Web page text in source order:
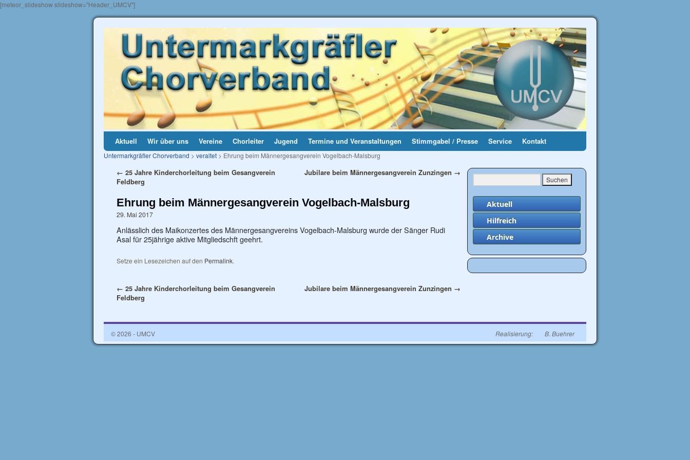
[meteor_slideshow slideshow="Header_UMCV"]
Aktuell Wir über uns Vereine Chorleiter Jugend Termine und Veranstaltungen Stimmgabel / Presse Service Kontakt
Untermarkgräfler Chorverband > veraltet > Ehrung beim Männergesangverein Vogelbach-Malsburg
← 25 Jahre Kinderchorleitung beim Gesangverein
Feldberg
Jubilare beim Männergesangverein Zunzingen →
Ehrung beim Männergesangverein Vogelbach-Malsburg
29. Mai 2017
Anlässlich des Maikonzertes des Männergesangvereins Vogelbach-Malsburg wurde der Sänger Rudi
Asal für 25jährige aktive Mitgliedschft geehrt.
Setze ein Lesezeichen auf den Permalink.
← 25 Jahre Kinderchorleitung beim Gesangverein
Feldberg
Jubilare beim Männergesangverein Zunzingen →
Aktuell
Hilfreich
Archive
© 2026 - UMCV Realisierung: B. Buehrer